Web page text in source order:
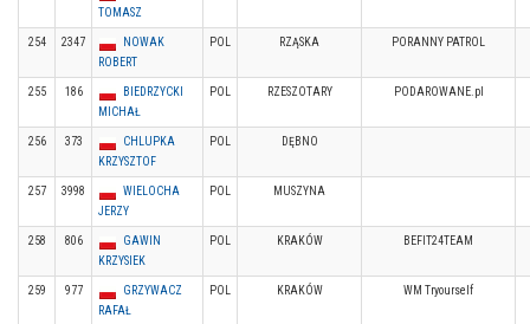
TOMASZ
254 2347
NOWAK
ROBERT
POL RZĄSKA PORANNY PATROL
255 186
BIEDRZYCKI
MICHAŁ
POL RZESZOTARY PODAROWANE.pl
256 373
CHLUPKA
KRZYSZTOF
POL DĘBNO
257 3998
WIELOCHA
JERZY
POL MUSZYNA
258 806
GAWIN
KRZYSIEK
POL KRAKÓW BEFIT24TEAM
259 977
GRZYWACZ
RAFAŁ
POL KRAKÓW WM Tryourself